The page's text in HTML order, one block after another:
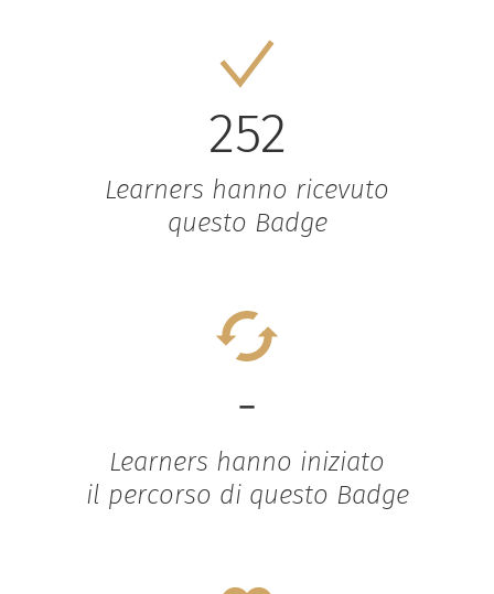
252
Learners hanno ricevuto
questo Badge
-
Learners hanno iniziato
il percorso di questo Badge